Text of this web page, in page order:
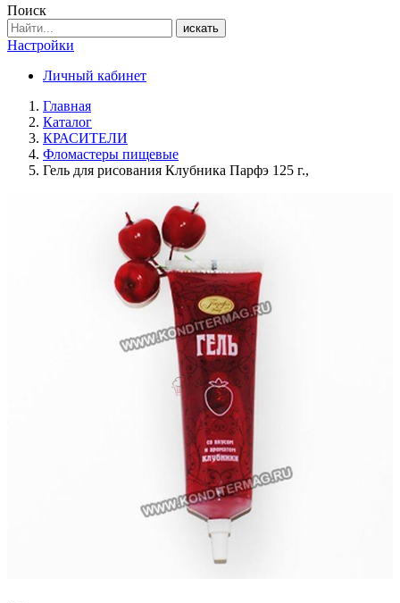
Поиск
искать
Настройки
Личный кабинет
Главная
Каталог
КРАСИТЕЛИ
Фломастеры пищевые
Гель для рисования Клубника Парфэ 125 г.,